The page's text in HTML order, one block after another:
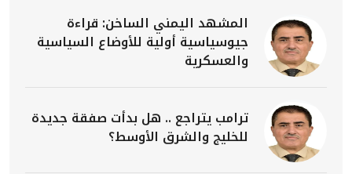
المشهد اليمني الساخن: قراءة
جيوسياسية أولية للأوضاع السياسية
والعسكرية
ترامب يتراجع .. هل بدأت صفقة جديدة
للخليج والشرق الأوسط؟